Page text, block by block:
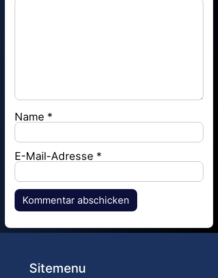
Name *
E-Mail-Adresse *
Alternative:
Sitemenu